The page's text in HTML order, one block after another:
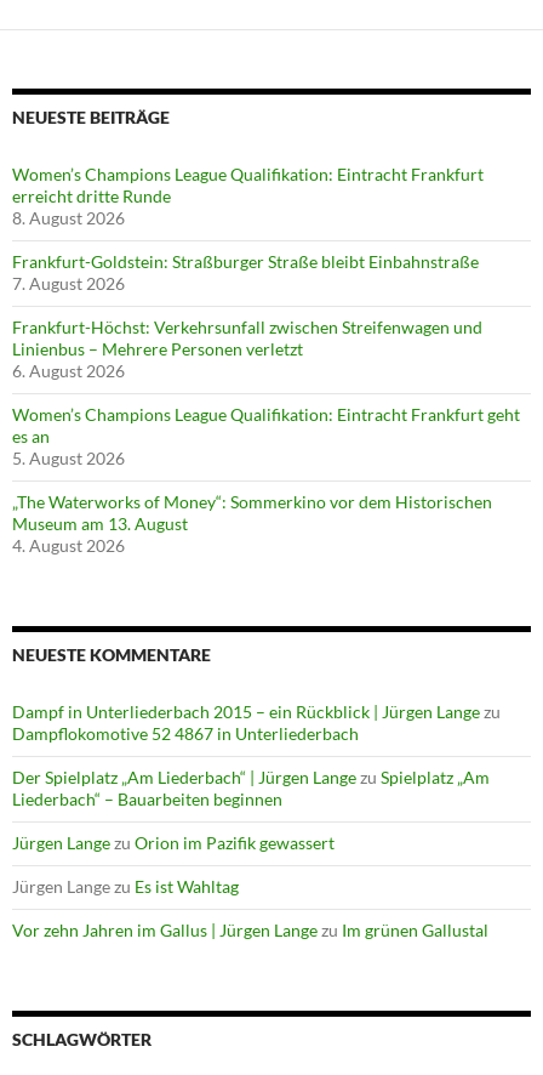
NEUESTE BEITRÄGE
Women’s Champions League Qualifikation: Eintracht Frankfurt
erreicht dritte Runde
8. August 2026
Frankfurt-Goldstein: Straßburger Straße bleibt Einbahnstraße
7. August 2026
Frankfurt-Höchst: Verkehrsunfall zwischen Streifenwagen und
Linienbus – Mehrere Personen verletzt
6. August 2026
Women’s Champions League Qualifikation: Eintracht Frankfurt geht
es an
5. August 2026
„The Waterworks of Money“: Sommerkino vor dem Historischen
Museum am 13. August
4. August 2026
NEUESTE KOMMENTARE
Dampf in Unterliederbach 2015 – ein Rückblick | Jürgen Langezu
Dampflokomotive 52 4867 in Unterliederbach
Der Spielplatz „Am Liederbach“ | Jürgen Langezu Spielplatz „Am
Liederbach“ – Bauarbeiten beginnen
Jürgen Langezu Orion im Pazifik gewassert
Jürgen Langezu Es ist Wahltag
Vor zehn Jahren im Gallus | Jürgen Langezu Im grünen Gallustal
SCHLAGWÖRTER